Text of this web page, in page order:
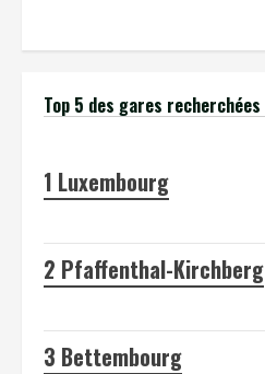
Top 5 des gares recherchées
1 Luxembourg
2 Pfaffenthal-Kirchberg
3 Bettembourg